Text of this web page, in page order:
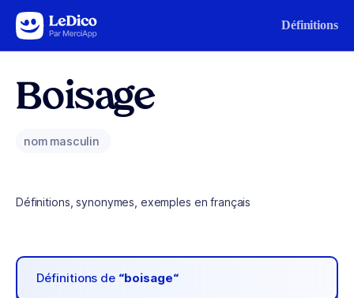
Aller au contenu Définitions
Boisage
nom masculin
Définitions, synonymes, exemples en français
Définitions de “boisage“